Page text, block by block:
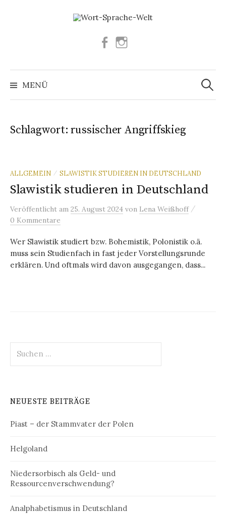
Facebook
MENÜ
Suchen
nach:
Schlagwort:russischer Angriffskieg
ALLGEMEIN / SLAWISTIK STUDIEREN IN DEUTSCHLAND
Slawistik studieren in Deutschland
Veröffentlicht am 25. August 2024 von Lena Weißhoff /
0 Kommentare
Wer Slawistik studiert bzw. Bohemistik, Polonistik o.ä.
muss sein Studienfach in fast jeder Vorstellungsrunde
erklären. Und oftmals wird davon ausgegangen, dass...
nach:
NEUESTE BEITRÄGE
Piast – der Stammvater der Polen
Helgoland
Niedersorbisch als Geld- und
Ressourcenverschwendung?
Analphabetismus in Deutschland